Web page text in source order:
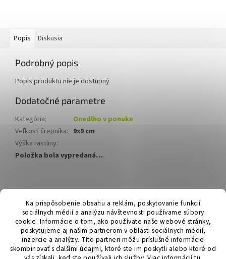
Na prispôsobenie obsahu a reklám, poskytovanie funkcií
sociálnych médií a analýzu návštevnosti používame súbory
cookie. Informácie o tom, ako používate naše webové stránky,
poskytujeme aj našim partnerom v oblasti sociálnych médií,
inzercie a analýzy. Títo partneri môžu príslušné informácie
skombinovať s ďalšími údajmi, ktoré ste im poskytli alebo ktoré od
Popis Diskusia
Podrobný popis
Popis produktu nie je dostupný
Dodatočné parametre
Kategória:
Onedlho v ponuke
Veľkosť črepníka: 9x9 cm
Výška rastliny:
Položka bola vypredaná…
á
Hurmikaki.com